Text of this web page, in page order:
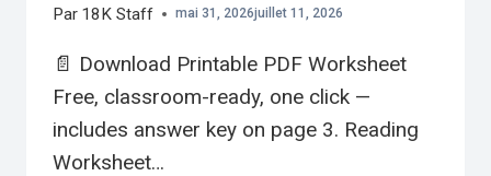
Par 18K Staff mai 31, 2026juillet 11, 2026
📄 Download Printable PDF Worksheet
Free, classroom-ready, one click —
includes answer key on page 3. Reading
Worksheet…